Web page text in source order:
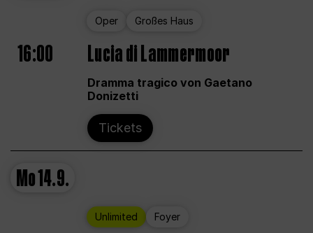
Oper Großes Haus
16:00 Lucia di Lammermoor
Dramma tragico von Gaetano
Donizetti
Tickets
Mo14.9.
Unlimited Foyer